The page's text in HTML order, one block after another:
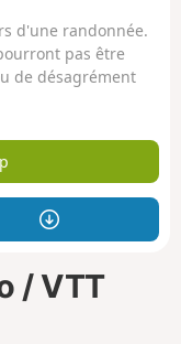
d'une randonnée.
pas être
de désagrément
/ VTT